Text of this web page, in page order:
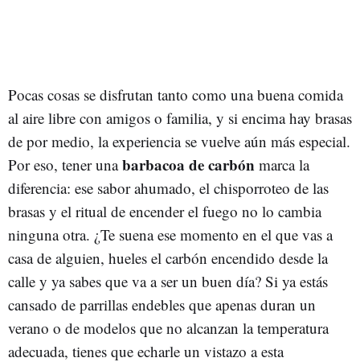
Pocas cosas se disfrutan tanto como una buena comida
al aire libre con amigos o familia, y si encima hay brasas
de por medio, la experiencia se vuelve aún más especial.
Por eso, tener unabarbacoa de carbón marca la
diferencia: ese sabor ahumado, el chisporroteo de las
brasas y el ritual de encender el fuego no lo cambia
ninguna otra. ¿Te suena ese momento en el que vas a
casa de alguien, hueles el carbón encendido desde la
calle y ya sabes que va a ser un buen día? Si ya estás
cansado de parrillas endebles que apenas duran un
verano o de modelos que no alcanzan la temperatura
adecuada, tienes que echarle un vistazo a esta